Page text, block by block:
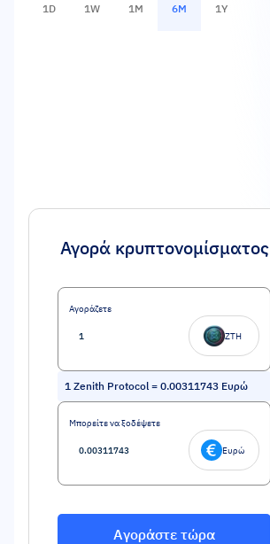
1D 1W 1M 6M 1Y
Αγορά κρυπτονομίσματος
Αγοράζετε
ZTH
1 Zenith Protocol= 0.00311743 Ευρώ
Μπορείτε να ξοδέψετε
Ευρώ
Αγοράστε τώρα